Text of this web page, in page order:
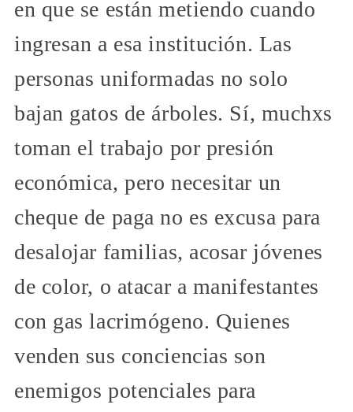
en que se están metiendo cuando
ingresan a esa institución. Las
personas uniformadas no solo
bajan gatos de árboles. Sí, muchxs
toman el trabajo por presión
económica, pero necesitar un
cheque de paga no es excusa para
desalojar familias, acosar jóvenes
de color, o atacar a manifestantes
con gas lacrimógeno. Quienes
venden sus conciencias son
enemigos potenciales para